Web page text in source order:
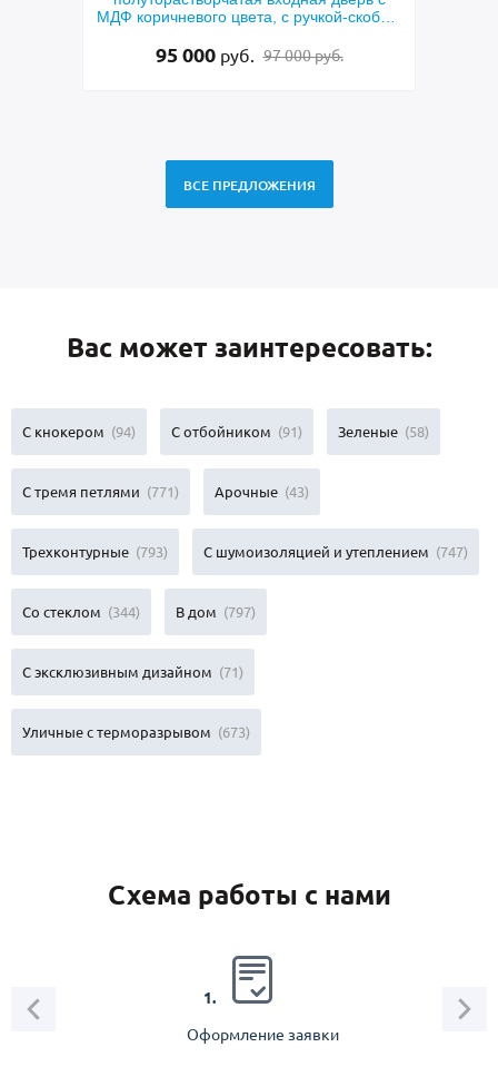
цвета, с ручкой-скобой,
97 000 руб.
скобой и зеленой
ВСЕ ПРЕДЛОЖЕНИЯ
Вас может заинтересовать:
С кнокером (94) С отбойником (91) Зеленые (58)
С тремя петлями (771) Арочные (43)
Трехконтурные (793) С шумоизоляцией и утеплением (747)
Со стеклом (344) В дом (797)
С эксклюзивным дизайном (71)
Уличные с терморазрывом (673)
Схема работы с нами
1.
Оформление заявки